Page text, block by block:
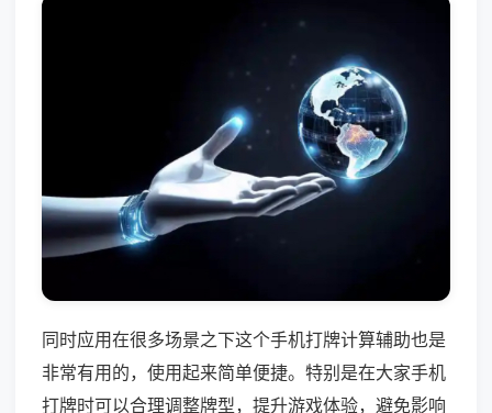
同时应用在很多场景之下这个手机打牌计算辅助也是
非常有用的，使用起来简单便捷。特别是在大家手机
打牌时可以合理调整牌型，提升游戏体验，避免影响